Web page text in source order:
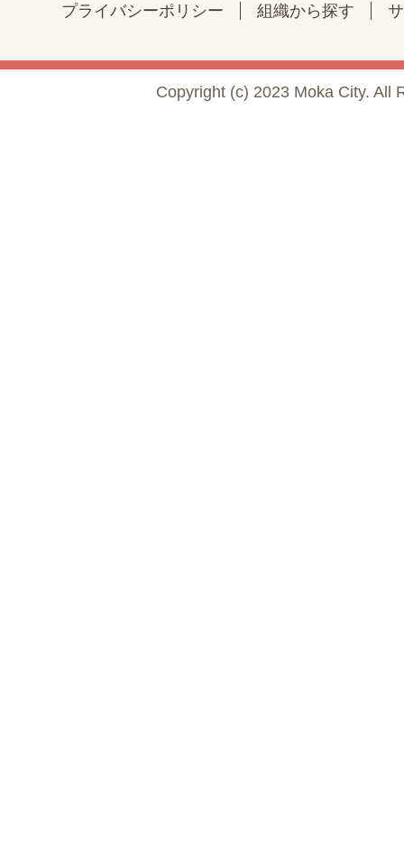
プライバシーポリシー 組織から探す
Copyright (c) 2023 Moka City. All